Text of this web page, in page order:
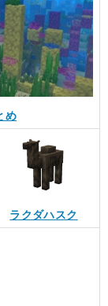
め
ラクダハスク